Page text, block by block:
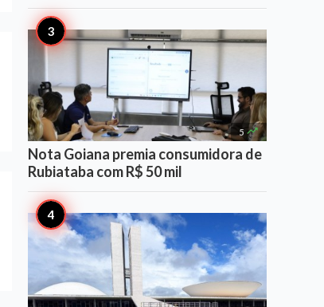
5 
Nota Goiana premia consumidora de
Rubiataba com R$ 50 mil